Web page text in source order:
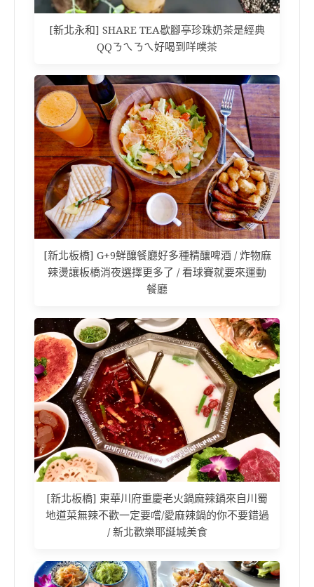
[新北永和] SHARE TEA歇腳亭珍珠奶茶是經典
QQㄋㄟㄋㄟ好喝到咩噗茶
[新北板橋] G+9鮮釀餐廳好多種精釀啤酒 / 炸物麻
辣燙讓板橋消夜選擇更多了 / 看球賽就要來運動
餐廳
[新北板橋] 東華川府重慶老火鍋麻辣鍋來自川蜀
地道菜無辣不歡一定要嚐/愛麻辣鍋的你不要錯過
/ 新北歡樂耶誕城美食